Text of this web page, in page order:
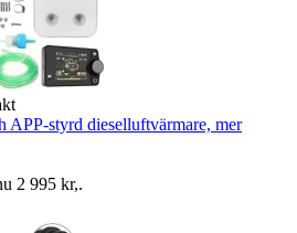
styrd dieselluftvärmare, mer
2 995 kr,.